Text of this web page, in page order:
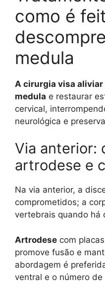
como é
medula
A cirurgia visa aliviar
medula e restaurar
cervical,
neurológica e
Via anterior:
artrodese e
Na via anterior, a
comprometidos; a
vertebrais quando há
Artrodese com
promove fusão e
abordagem é
ventral e o número